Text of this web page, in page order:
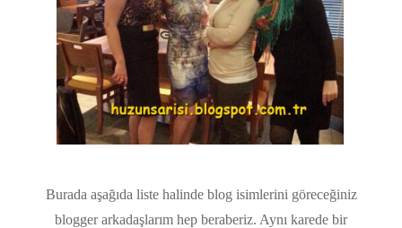
Burada aşağıda liste halinde blog isimlerini göreceğiniz
blogger arkadaşlarım hep beraberiz. Aynı karede bir